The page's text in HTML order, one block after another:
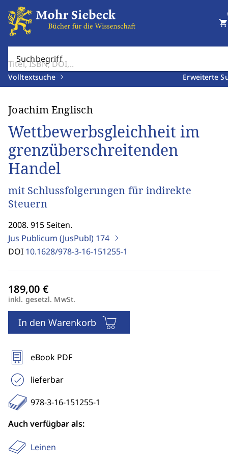
Suchbegriff
Volltextsuche Erweiterte
shopping_cart
Joachim Englisch
Wettbewerbsgleichheit im
grenzüberschreitenden
Handel
mit Schlussfolgerungen für indirekte
Steuern
2008. 915 Seiten.
Jus Publicum (JusPubl) 174
DOI 10.1628/978-3-16-151255-1
inkl. gesetzl. MwSt.
In den Warenkorb
eBook PDF
lieferbar
978-3-16-151255-1
Auch verfügbar als:
Leinen